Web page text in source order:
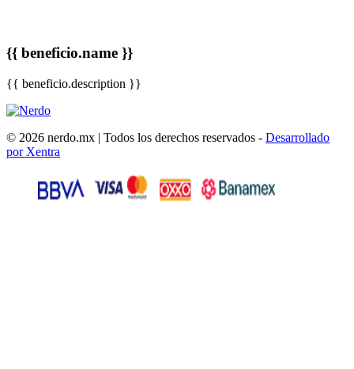
{{ beneficio.name }}
{{ beneficio.description }}
© 2026 nerdo.mx | Todos los derechos reservados - Desarrollado
por Xentra